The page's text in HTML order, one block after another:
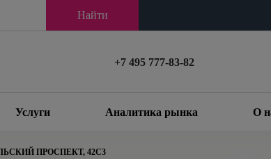
Найти
+7 495 777-83-82
Услуги Аналитика рынка О
ПРОСПЕКТ, 42С3